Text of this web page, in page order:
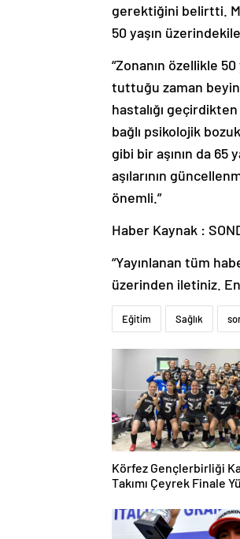
gerektiğini belirtti.
50 yaşın
“Zonanın özellikle
tuttuğu zaman
hastalığı
bağlı psikolojik
gibi bir aşının da
aşılarının
önemli.”
Haber Kaynak :
“Yayınlanan tüm
üzerinden iletiniz.
Eğitim Sağlık
Körfez Gençlerbirliği
Takımı Çeyrek Finale